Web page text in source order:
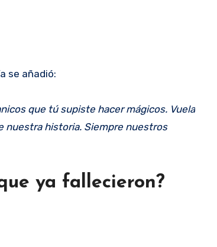
se añadió:
que tú supiste hacer mágicos. Vuela
nuestra historia. Siempre nuestros
ya fallecieron?